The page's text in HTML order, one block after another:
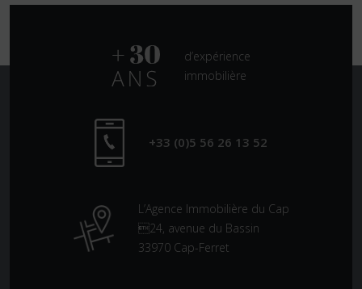
d’expérience
immobilière
+33 (0)5 56 26 13 52
L’Agence Immobilière du Cap
24, avenue du Bassin
33970 Cap-Ferret